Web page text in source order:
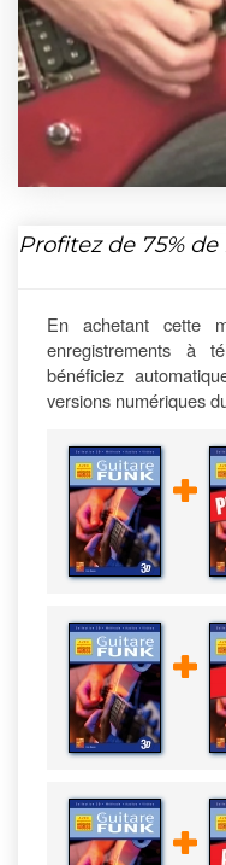
Profitez de 75%de
En achetant cette
enregistrements à
bénéficiez
versions numériques